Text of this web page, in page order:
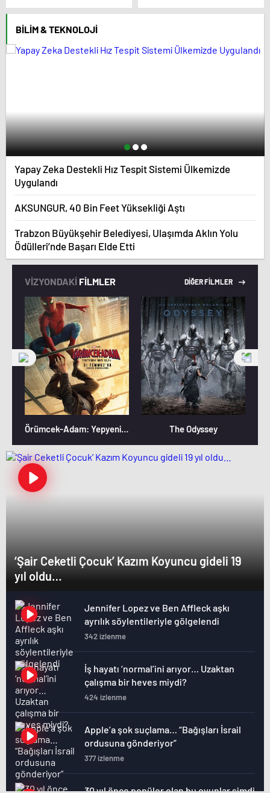
Başucumda Kur’an-ı
verdi! Aşıkların karesi
BILIM & TEKNOLOJI
Yapay Zeka Destekli Hız Tespit Sistemi Ülkemizde
Uygulandı
AKSUNGUR, 40 Bin Feet Yüksekliği Aştı
Trabzon Büyükşehir Belediyesi, Ulaşımda Aklın Yolu
Ödülleri’nde Başarı Elde Etti
VİZYONDAKİ FİLMLER DİĞER FİLMLER
Örümcek-Adam: Yepyeni Bir Gün The Odyssey
‘Şair Ceketli Çocuk’ Kazım Koyuncu gideli 19
yıl oldu…
Jennifer Lopez ve Ben Affleck aşkı
ayrılık söylentileriyle gölgelendi
342 izlenme
İş hayatı ‘normal’ini arıyor… Uzaktan
çalışma bir heves miydi?
424 izlenme
Apple’a şok suçlama… “Bağışları İsrail
ordusuna gönderiyor”
377 izlenme
30 yıl önce popüler olan bu oyunlar şimdi